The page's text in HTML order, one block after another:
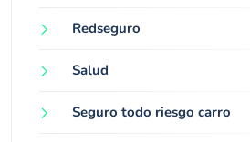
Redseguro
Salud
Seguro todo riesgo carro